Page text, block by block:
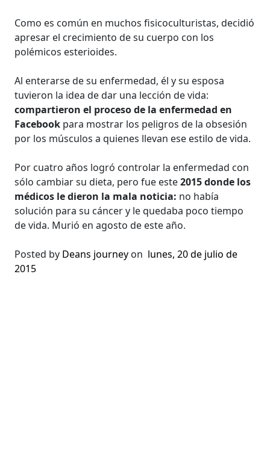
Como es común en muchos fisicoculturistas, decidió
apresar el crecimiento de su cuerpo con los
polémicos esterioides.
Al enterarse de su enfermedad, él y su esposa
tuvieron la idea de dar una lección de vida:
compartieron el proceso de la enfermedad en
Facebook para mostrar los peligros de la obsesión
por los músculos a quienes llevan ese estilo de vida.
Por cuatro años logró controlar la enfermedad con
sólo cambiar su dieta, pero fue este2015 donde los
médicos le dieron la mala noticia: no había
solución para su cáncer y le quedaba poco tiempo
de vida. Murió en agosto de este año.
Posted by Deans journey on lunes, 20 de julio de
2015